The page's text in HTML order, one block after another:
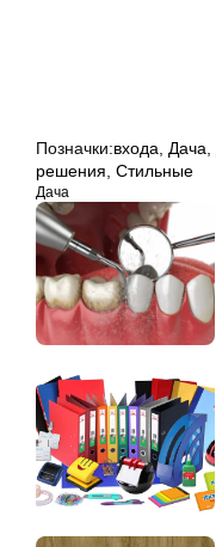
Позначки:входа Дача
решения Стильные
Дача